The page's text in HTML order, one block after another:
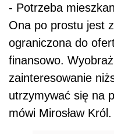
- Potrzeba
Ona po prostu jest
ograniczona do
finansowo.
zainteresowanie
utrzymywać się na
mówi Mirosław Król.